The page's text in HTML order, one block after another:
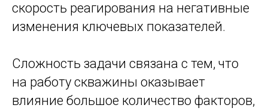
скорость реагирования на негативные
изменения ключевых показателей.
Сложность задачи связана с тем, что
на работу скважины оказывает
влияние большое количество факторов,